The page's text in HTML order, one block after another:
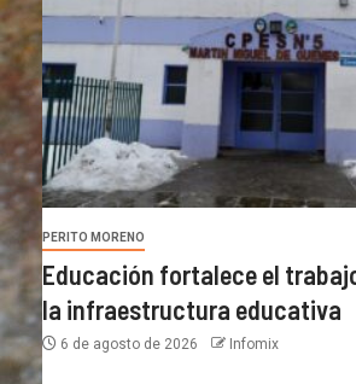
PERITO MORENO
Educación fortalece el
la infraestructura educativa
6 de agosto de 2026 Infomix